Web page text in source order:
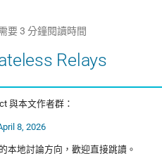
要 3 分鐘閱讀時間
Relays
與本文作者群：
8, 2026
本地討論方向，歡迎直接跳讀。